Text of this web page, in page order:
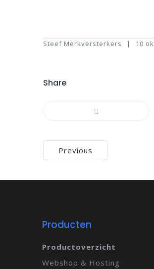
Steef Merkversterkers 10
Share
Bericht
navigatie
Previous
Producten
Productoverzicht
Webshop & Hosting